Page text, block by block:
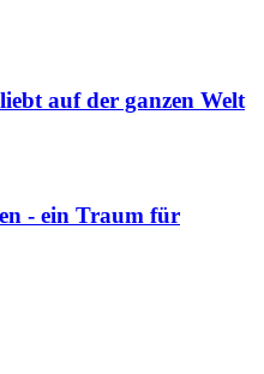
auf der ganzen Welt
- ein Traum für